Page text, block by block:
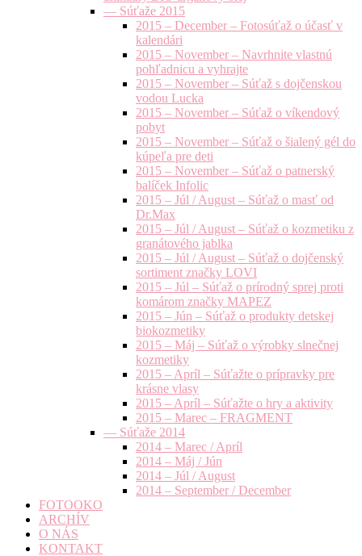
— Súťaže 2015
2015 – December – Fotosúťaž o účasť v
kalendári
2015 – November – Navrhnite vlastnú
pohľadnicu a vyhrajte
2015 – November – Súťaž s dojčenskou
vodou Lucka
2015 – November – Súťaž o víkendový
pobyt
2015 – November – Súťaž o šialený gél do
kúpeľa pre deti
2015 – November – Súťaž o patnerský
balíček Infolic
2015 – Júl / August – Súťaž o masť od
Dr.Max
2015 – Júl / August – Súťaž o kozmetiku z
granátového jablka
2015 – Júl / August – Súťaž o dojčenský
sortiment značky LOVI
2015 – Júl – Súťaž o prírodný sprej proti
komárom značky MAPEZ
2015 – Jún – Súťaž o produkty detskej
biokozmetiky
2015 – Máj – Súťaž o výrobky slnečnej
kozmetiky
2015 – Apríl – Súťažte o prípravky pre
krásne vlasy
2015 – Apríl – Súťažte o hry a aktivity
2015 – Marec – FRAGMENT
— Súťaže 2014
2014 – Marec / Apríl
2014 – Máj / Jún
2014 – Júl / August
2014 – September / December
FOTOOKO
ARCHÍV
O NÁS
KONTAKT